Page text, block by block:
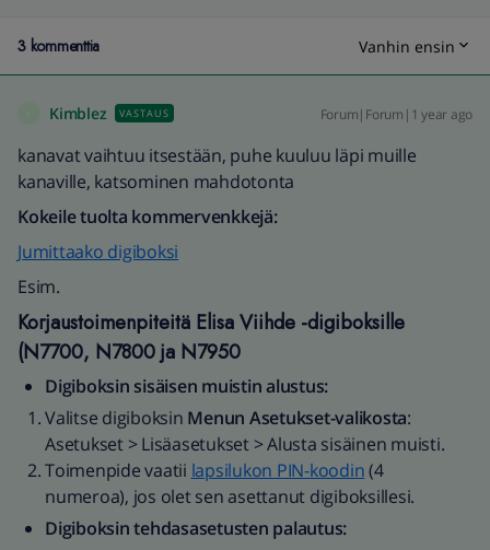
3 kommenttia Vanhin ensin
Kimblez VASTAUS Forum|Forum|1 year ago
kanavat vaihtuu itsestään, puhe kuuluu läpi muille
kanaville, katsominen mahdotonta
Kokeile tuolta kommervenkkejä:
Jumittaako digiboksi
Esim.
Korjaustoimenpiteitä Elisa Viihde -digiboksille
(N7700, N7800 ja N7950
Digiboksin sisäisen muistin alustus:
Valitse digiboksin Menun Asetukset-valikosta:
Asetukset > Lisäasetukset > Alusta sisäinen muisti.
Toimenpide vaatii lapsilukon PIN-koodin(4
numeroa), jos olet sen asettanut digiboksillesi.
Digiboksin tehdasasetusten palautus: